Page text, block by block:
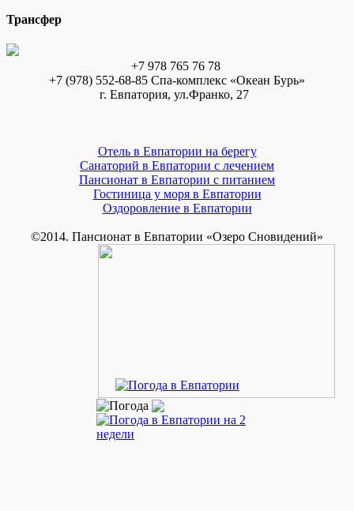
Трансфер
+7 978 765 76 78
+7 (978) 552-68-85 Спа-комплекс «Океан Бурь»
г. Евпатория, ул.Франко, 27
Отель в Евпатории на берегу
Санаторий в Евпатории с лечением
Пансионат в Евпатории с питанием
Гостиница у моря в Евпатории
Оздоровление в Евпатории
©2014. Пансионат в Евпатории «Озеро Сновидений»